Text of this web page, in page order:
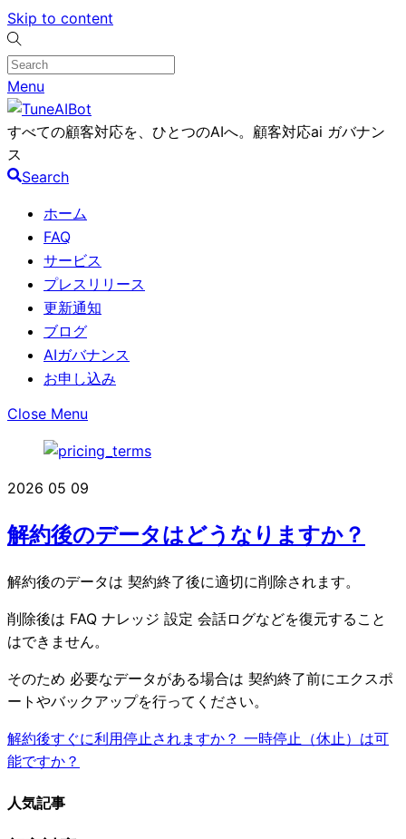
Skip to content
Menu
すべての顧客対応を、ひとつのAIへ。顧客対応ai ガバナン
ス
Search
ホーム
FAQ
サービス
プレスリリース
更新通知
ブログ
AIガバナンス
お申し込み
Close Menu
2026 05 09
解約後のデータはどうなりますか？
解約後のデータは 契約終了後に適切に削除されます。
削除後は FAQ ナレッジ 設定 会話ログなどを復元すること
はできません。
そのため 必要なデータがある場合は 契約終了前にエクスポ
ートやバックアップを行ってください。
解約後すぐに利用停止されますか？ 一時停止（休止）は可
能ですか？
人気記事